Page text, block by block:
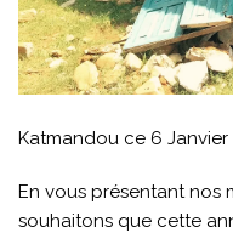
Katmandou ce 6 Janvier
En vous présentant nos
souhaitons que cette